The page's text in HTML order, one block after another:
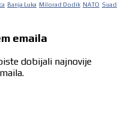
Banja Luka Milorad Dodik NATO Suad
emaila
dobijali najnovije